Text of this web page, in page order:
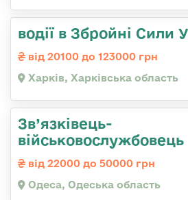
водії в Збройні Сили
від 20100 до 123000 грн
Харків, Харківська область
Зв’язківець-
військовослужбовець
від 22000 до 50000 грн
Одеса, Одеська область